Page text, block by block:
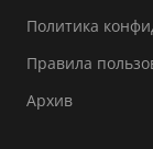
Политика
Правила
Архив